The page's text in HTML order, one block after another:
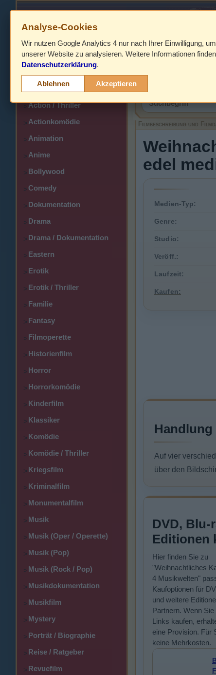
HOME
>
> Action
>Action / Thriller
>Actionkomödie
>Animation
>Anime
>Bollywood
>Comedy
>Dokumentation
>Drama
>Drama / Dokumentation
>Eastern
>Erotik
>Erotik / Thriller
>Familie
>Fantasy
>Filmoperette
>Historienfilm
>Horror
>Horrorkomödie
>Kinderfilm
>Klassiker
>Komödie
>Komödie / Thriller
>Kriegsfilm
>Kriminalfilm
>Monumentalfilm
>Musik
>Musik (Oper / Operette)
>Musik (Pop)
>Musik (Rock / Pop)
>Musikdokumentation
>Musikfilm
>Mystery
>Porträt / Biographie
>Reise / Ratgeber
>Revuefilm
Filmbeschreibung und
edel
Medien-Typ:
Genre:
Studio:
Veröff.:
Laufzeit:
Kaufen:
Auf vier
über den
DVD, Blu-
Editionen
Hier finden Sie zu
"Weihnachtliches
4 Musikwelten"
Kaufoptionen für
und weitere
Partnern. Wenn
Links kaufen,
eine Provision. Für
keine Mehrkosten.
Analyse-Cookies
Wir nutzen Google Analytics 4 nur nach Ihrer Einwilligung,
unserer Website zu analysieren. Weitere Informationen
Datenschutzerklärung.
Ablehnen Akzeptieren